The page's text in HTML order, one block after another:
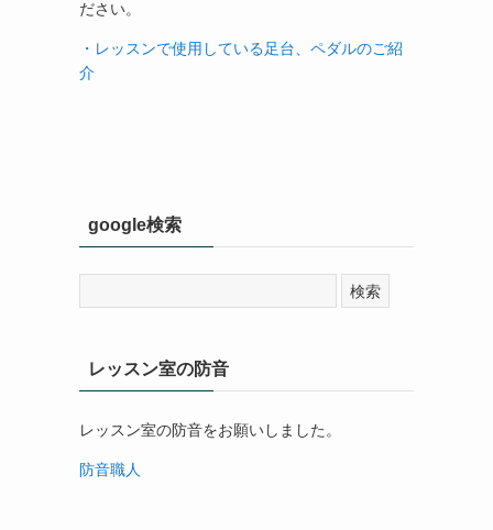
ださい。
・レッスンで使用している足台、ペダルのご紹
介
google検索
レッスン室の防音
レッスン室の防音をお願いしました。
防音職人